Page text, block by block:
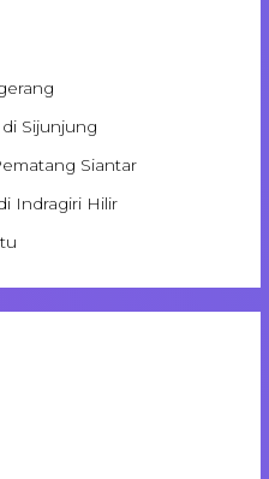
di Sijunjung
Siantar
Indragiri Hilir